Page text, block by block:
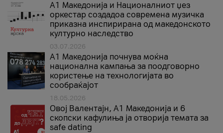
А1 Македонија и Националниот џез
оркестар создадоа современа музичка
приказна инспирирана од македонското
културно наследство
03.07.2026
A1 Македонија почнува моќна
национална кампања за поодговорно
користење на технологијата во
сообраќајот
18.05.2026
Овој Валентајн, A1 Македонија и 6
скопски кафулиња ја отворија темата за
safe dating